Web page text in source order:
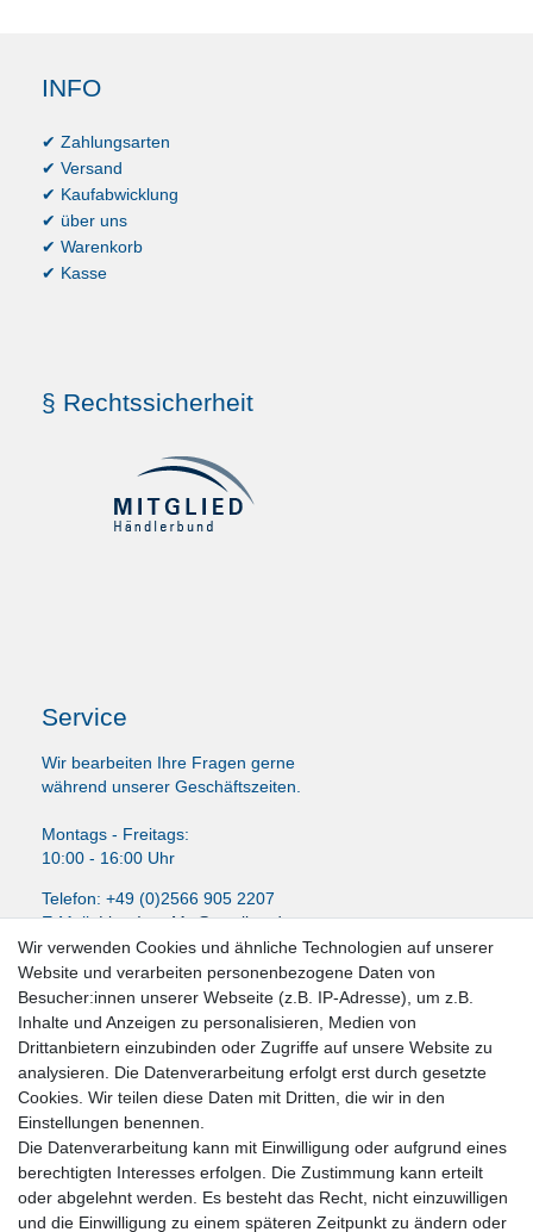
INFO
✔ Zahlungsarten
✔ Versand
✔ Kaufabwicklung
✔ über uns
✔ Warenkorb
✔ Kasse
§ Rechtssicherheit
Service
Wir bearbeiten Ihre Fragen gerne
während unserer Geschäftszeiten.
Montags - Freitags:
10:00 - 16:00 Uhr
Telefon: +49 (0)2566 905 2207
E-Mail:LissyInterMo@t-online.de
News-Letter abonieren
VORNAME NACHNAME
E-MAIL **
Newsletter
Honig
Hiermit bestätige ich, dass ich dieDaten­schutz­erklärunggelesen habe. Meine
Einwilligung kann ich jederzeit widerrufen.**
Wir verwenden Cookies und ähnliche Technologien auf unserer
Website und verarbeiten personenbezogene Daten von
Besucher:innen unserer Webseite (z.B. IP-Adresse), um z.B.
Inhalte und Anzeigen zu personalisieren, Medien von
Drittanbietern einzubinden oder Zugriffe auf unsere Website zu
analysieren. Die Datenverarbeitung erfolgt erst durch gesetzte
Cookies. Wir teilen diese Daten mit Dritten, die wir in den
Einstellungen benennen.
Die Datenverarbeitung kann mit Einwilligung oder aufgrund eines
berechtigten Interesses erfolgen. Die Zustimmung kann erteilt
oder abgelehnt werden. Es besteht das Recht, nicht einzuwilligen
und die Einwilligung zu einem späteren Zeitpunkt zu ändern oder